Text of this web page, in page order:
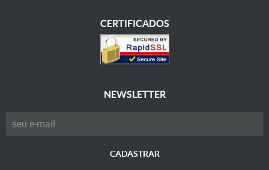
CERTIFICADOS
NEWSLETTER
CADASTRAR